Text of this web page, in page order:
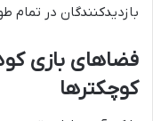
بازدیدکنندگان در تمام
فضاهای بازی
کوچکترها